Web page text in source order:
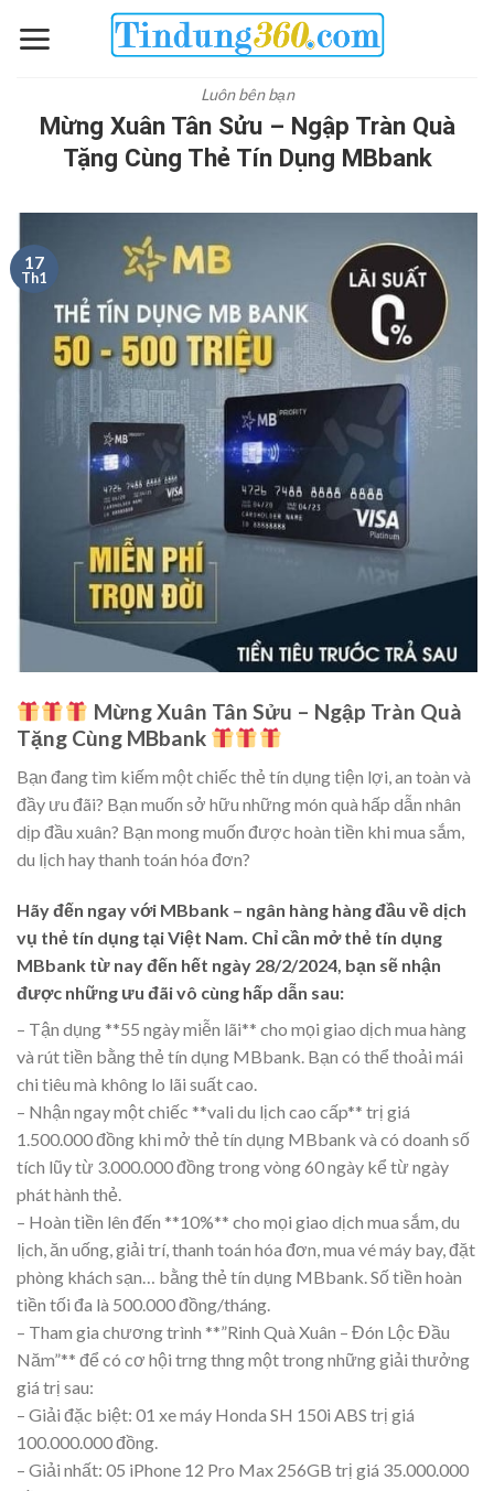
Luôn bên bạn
Mừng Xuân Tân Sửu – Ngập Tràn Quà
Tặng Cùng Thẻ Tín Dụng MBbank
17
Th1
Mừng Xuân Tân Sửu – Ngập Tràn Quà
Tặng Cùng MBbank
Bạn đang tìm kiếm một chiếc thẻ tín dụng tiện lợi, an toàn và
đầy ưu đãi? Bạn muốn sở hữu những món quà hấp dẫn nhân
dịp đầu xuân? Bạn mong muốn được hoàn tiền khi mua sắm,
du lịch hay thanh toán hóa đơn?
Hãy đến ngay với MBbank – ngân hàng hàng đầu về dịch
vụ thẻ tín dụng tại Việt Nam. Chỉ cần mở thẻ tín dụng
MBbank từ nay đến hết ngày 28/2/2024, bạn sẽ nhận
được những ưu đãi vô cùng hấp dẫn sau:
– Tận dụng **55 ngày miễn lãi** cho mọi giao dịch mua hàng
và rút tiền bằng thẻ tín dụng MBbank. Bạn có thể thoải mái
chi tiêu mà không lo lãi suất cao.
– Nhận ngay một chiếc **vali du lịch cao cấp** trị giá
1.500.000 đồng khi mở thẻ tín dụng MBbank và có doanh số
tích lũy từ 3.000.000 đồng trong vòng 60 ngày kể từ ngày
phát hành thẻ.
– Hoàn tiền lên đến **10%** cho mọi giao dịch mua sắm, du
lịch, ăn uống, giải trí, thanh toán hóa đơn, mua vé máy bay, đặt
phòng khách sạn… bằng thẻ tín dụng MBbank. Số tiền hoàn
tiền tối đa là 500.000 đồng/tháng.
– Tham gia chương trình **”Rinh Quà Xuân – Đón Lộc Đầu
Năm”** để có cơ hội trng thng một trong những giải thưởng
giá trị sau:
– Giải đặc biệt: 01 xe máy Honda SH 150i ABS trị giá
100.000.000 đồng.
– Giải nhất: 05 iPhone 12 Pro Max 256GB trị giá 35.000.000